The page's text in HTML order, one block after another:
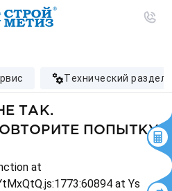
технический раздел
ТАК.
ПОПЫТКУ
at
at Ys